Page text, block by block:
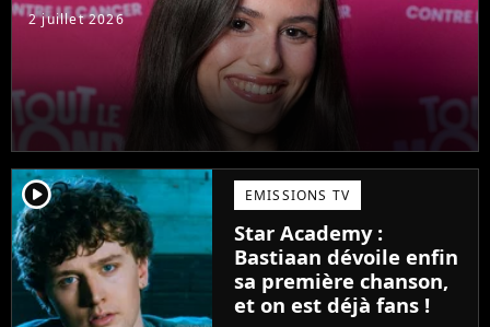
2 juillet 2026
player2 EMISSIONS TV
Star Academy :
Bastiaan dévoile enfin
sa première chanson,
et on est déjà fans !